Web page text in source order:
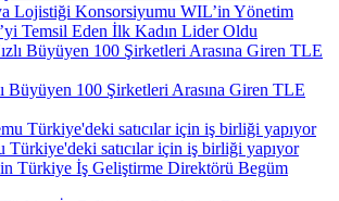
Lojistiği Konsorsiyumu WIL’in Yönetim
Temsil Eden İlk Kadın Lider Oldu
Büyüyen 100 Şirketleri Arasına Giren TLE
Türkiye'deki satıcılar için iş birliği yapıyor